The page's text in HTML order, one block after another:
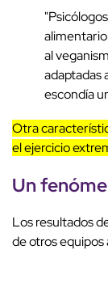
al
adaptadas
escondía
Otra
el ejercicio
Un
Los resultados
de otros equipos